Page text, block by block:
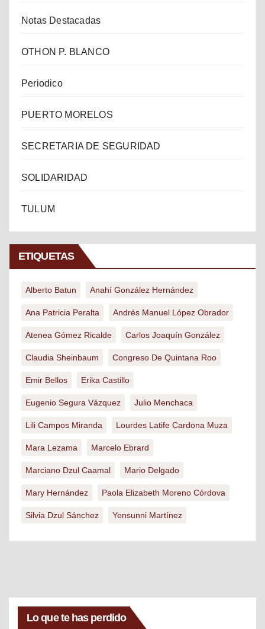
Notas Destacadas
OTHON P. BLANCO
Periodico
PUERTO MORELOS
SECRETARIA DE SEGURIDAD
SOLIDARIDAD
TULUM
ETIQUETAS
Alberto Batun Anahí González Hernández
Ana Patricia Peralta Andrés Manuel López Obrador
Atenea Gómez Ricalde Carlos Joaquín González
Claudia Sheinbaum Congreso De Quintana Roo
Emir Bellos Erika Castillo
Eugenio Segura Vázquez Julio Menchaca
Lili Campos Miranda Lourdes Latife Cardona Muza
Mara Lezama Marcelo Ebrard
Marciano Dzul Caamal Mario Delgado
Mary Hernández Paola Elizabeth Moreno Córdova
Silvia Dzul Sánchez Yensunni Martínez
Lo que te has perdido